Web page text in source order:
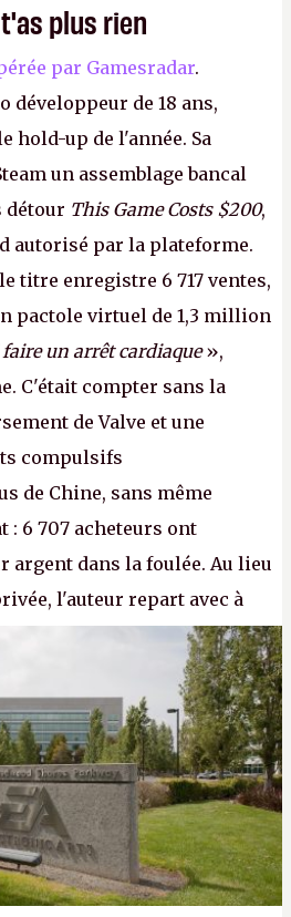
plus rien
par Gamesradar.
développeur de 18 ans,
hold-up de l'année. Sa
un assemblage bancal
détour This Game Costs $200,
autorisé par la plateforme.
titre enregistre 6 717 ventes,
pactole virtuel de 1,3 million
un arrêt cardiaque»,
C'était compter sans la
de Valve et une
compulsifs
de Chine, sans même
: 6 707 acheteurs ont
argent dans la foulée. Au lieu
l'auteur repart avec à
poche. C'est toujours plus
passé à développer, mais ça
qu'on ne braque pas
P.